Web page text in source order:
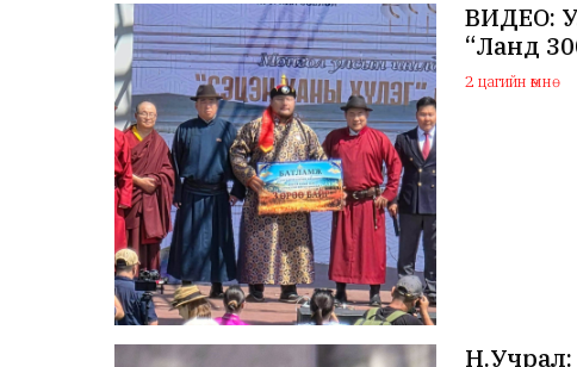
ВИДЕО:
“Ланд
2 цагийн өмнө
Н.Учрал: